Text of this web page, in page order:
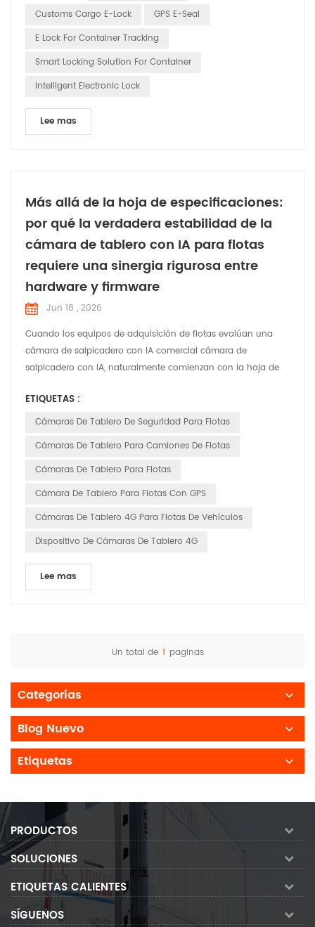
obstáculos regulatorios y los riesgos de seguridad que
iniciativas ...
Customs Cargo E-Lock
GPS E-Seal
E Lock For Container Tracking
Smart Locking Solution For Container
Intelligent Electronic Lock
Lee mas
Más allá de la hoja de especificaciones:
por qué la verdadera estabilidad de la
cámara de tablero con IA para flotas
requiere una sinergia rigurosa entre
hardware y firmware
Jun 18 , 2026
Cuando los equipos de adquisición de flotas evalúan una
cámara de salpicadero con IA comercial cámara de
salpicadero con IA, naturalmente comienzan con la hoja de
capacidad de procesamiento del chipset y las clasificaciones
físicas de protección contra la entrada de elementos
operacione...
ETIQUETAS :
Cámaras De Tablero De Seguridad Para Flotas
Cámaras De Tablero Para Camiones De Flotas
Cámaras De Tablero Para Flotas
Cámara De Tablero Para Flotas Con GPS
Cámaras De Tablero 4G Para Flotas De Vehículos
Dispositivo De Cámaras De Tablero 4G
Lee mas
Un total de 1 paginas
Categorías
Blog Nuevo
Etiquetas
PRODUCTOS
SOLUCIONES
ETIQUETAS CALIENTES
SÍGUENOS